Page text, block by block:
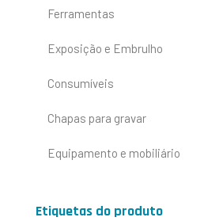
Ferramentas
Exposição e Embrulho
Consumíveis
Chapas para gravar
Equipamento e mobiliário
Etiquetas do produto